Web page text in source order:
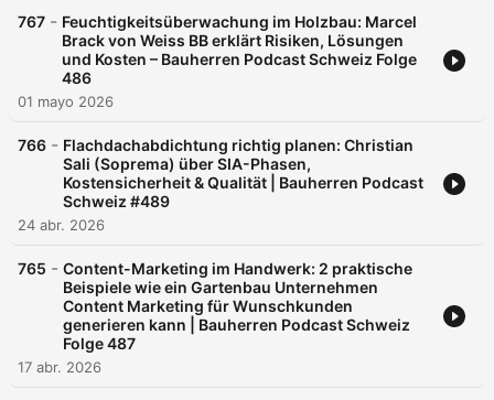
oder auch die Bauarena. Dort sammeln wir für Dich die neusten
Bau Trends und sprechen darüber. Mein Tipp: Erfolgreich
bauen beginnt bei der richtigen Auswahl von Unternehmern
und Planern. Hol Dir jetzt den Newsletter und das kostenlose
Bauherren Handbuch welches Dir den Bauablauf von A-Z
aufzeigt, direkt auf meiner Homepage unter www.marcofehr.ch
Dort findest Du auch alle Podcasts, Blogbeiträge und natürlich
die grosszügigen Geschenke der Unternehmer exklusiv für
Dich als Podcast Hörer. Beste Grüsse, Marco
767 - Feuchtigkeitsüberwachung im Holzbau: Marcel
Brack von Weiss BB erklärt Risiken, Lösungen
und Kosten – Bauherren Podcast Schweiz Folge
486
01 mayo 2026
766 - Flachdachabdichtung richtig planen: Christian
Sali (Soprema) über SIA-Phasen,
Kostensicherheit & Qualität | Bauherren Podcast
Schweiz #489
24 abr. 2026
765 - Content-Marketing im Handwerk: 2 praktische
Beispiele wie ein Gartenbau Unternehmen
Content Marketing für Wunschkunden
generieren kann | Bauherren Podcast Schweiz
Folge 487
17 abr. 2026